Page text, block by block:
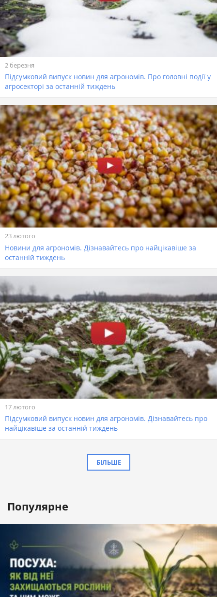
2 березня
Підсумковий випуск новин для агрономів. Про головні події у
агросекторі за останній тиждень
23 лютого
Новини для агрономів. Дізнавайтесь про найцікавіше за
останній тиждень
17 лютого
Підсумковий випуск новин для агрономів. Дізнавайтесь про
найцікавіше за останній тиждень
БІЛЬШЕ
Популярне